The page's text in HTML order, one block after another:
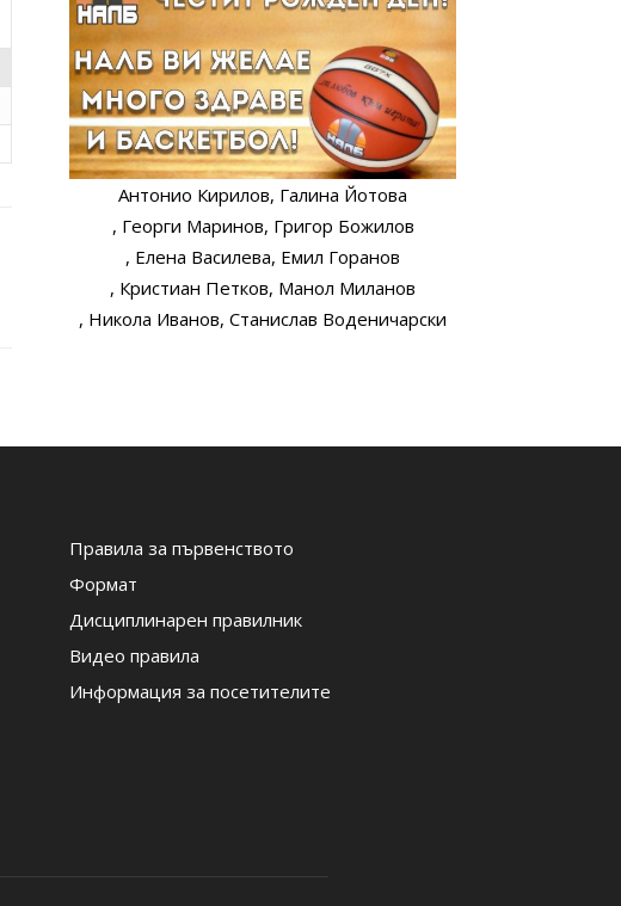
Антонио Кирилов, Галина Йотова
, Георги Маринов, Григор Божилов
, Елена Василева, Емил Горанов
, Кристиан Петков, Манол Миланов
, Никола Иванов, Станислав Воденичарски
Правила за първенството
Формат
Дисциплинарен правилник
Видео правила
Информация за посетителите